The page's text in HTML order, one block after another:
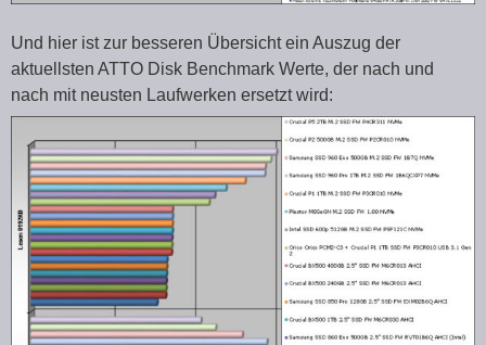
Und hier ist zur besseren Übersicht ein Auszug der
aktuellsten ATTO Disk Benchmark Werte, der nach und
nach mit neusten Laufwerken ersetzt wird: